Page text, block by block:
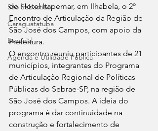
São Sebastião
Caraguatatuba
Especial
Agenda e Utilidade Pública
do Hotel Itapemar, em Ilhabela, o 2º
Encontro de Articulação da Região de
São José dos Campos, com apoio da
Prefeitura.
O encontro reuniu participantes de 21
municípios, integrantes do Programa
de Articulação Regional de Políticas
Públicas do Sebrae-SP, na região de
São José dos Campos. A ideia do
programa é dar continuidade na
construção e fortalecimento de